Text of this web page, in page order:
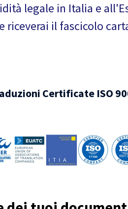
legale in Italia e
riceverai il fascicolo
Certificate ISO